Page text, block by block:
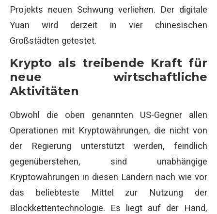
Projekts neuen Schwung verliehen. Der digitale
Yuan wird derzeit in vier chinesischen
Großstädten getestet.
Krypto als treibende Kraft für
neue wirtschaftliche
Aktivitäten
Obwohl die oben genannten US-Gegner allen
Operationen mit Kryptowährungen, die nicht von
der Regierung unterstützt werden, feindlich
gegenüberstehen, sind unabhängige
Kryptowährungen in diesen Ländern nach wie vor
das beliebteste Mittel zur Nutzung der
Blockkettentechnologie. Es liegt auf der Hand,